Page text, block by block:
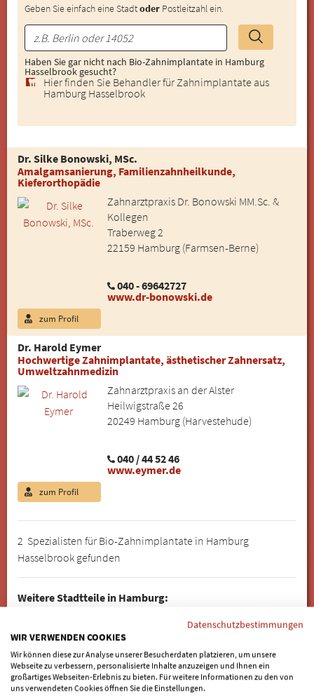
Geben Sie einfach eine Stadtoder Postleitzahl ein.
Haben Sie gar nicht nach Bio-Zahnimplantate in Hamburg
Hasselbrook gesucht?
Hier finden Sie Behandler für Zahnimplantate aus
Hamburg Hasselbrook
Dr. Silke Bonowski, MSc.
Amalgamsanierung, Familienzahnheilkunde,
Kieferorthopädie
Zahnarztpraxis Dr. Bonowski MM.Sc. &
Kollegen
Traberweg 2
22159 Hamburg (Farmsen-Berne)
040 - 69642727
www.dr-bonowski.de
zum Profil
Dr. Harold Eymer
Hochwertige Zahnimplantate, ästhetischer Zahnersatz,
Umweltzahnmedizin
Zahnarztpraxis an der Alster
Heilwigstraße 26
20249 Hamburg (Harvestehude)
040 / 44 52 46
www.eymer.de
zum Profil
2 Spezialisten für Bio-Zahnimplantate in Hamburg
Hasselbrook gefunden
Weitere Stadtteile in Hamburg:
Altona|Altona Altstadt|
Altona-Nord|Altstadt|Am Lohsepark
Bahrenfeld|Barmbek-Nord|Barmbek-Süd|Bergedorf|
Bergstedt|Billbrook|Billstedt|Billwerder|Blankenese
Borgfelde|Bramfeld|Cranz|Dockenhuden
Datenschutzbestimmungen
WIR VERWENDEN COOKIES
Wir können diese zur Analyse unserer Besucherdaten platzieren, um unsere
Webseite zu verbessern, personalisierte Inhalte anzuzeigen und Ihnen ein
großartiges Webseiten-Erlebnis zu bieten. Für weitere Informationen zu den von
uns verwendeten Cookies öffnen Sie die Einstellungen.